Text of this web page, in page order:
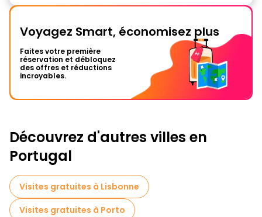
Voyagez Smart, économisez plus
Faites votre première
réservation et débloquez
des offres et réductions
incroyables.
Découvrez d'autres villes en
Portugal
Visites gratuites à Lisbonne
Visites gratuites à Porto